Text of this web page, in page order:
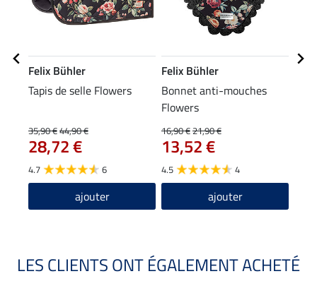
Felix Bühler
Tapis de selle Flowers
35,90 €44,90 €
28,72 €
4.7 6
ajouter
Felix Bühler
Bonnet anti-mouches
Flowers
16,90 €21,90 €
13,52 €
4.5 4
ajouter
LES CLIENTS ONT ÉGALEMENT ACHETÉ